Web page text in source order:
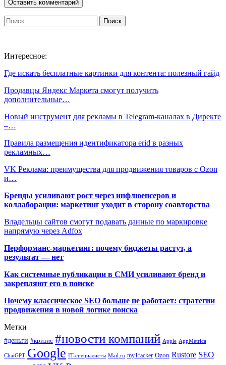
Интересное:
Где искать бесплатные картинки для контента: полезный гайд
Продавцы Яндекс Маркета cмогут получить
дополнительные…
Новый инструмент для рекламы в Telegram-каналах в Директе
–…
Правила размещения идентификатора erid в разных
рекламных…
VK Реклама: преимущества для продвижения товаров с Ozon
и…
Бренды усиливают рост через инфлюенсеров и
коллаборации: маркетинг уходит в сторону соавторства
Владельцы сайтов смогут подавать данные по маркировке
напрямую через Adfox
Перформанс-маркетинг: почему бюджеты растут, а
результат — нет
Как системные публикации в СМИ усиливают бренд и
закрепляют его в поиске
Почему классическое SEO больше не работает: стратегии
продвижения в новой логике поиска
Метки
#деньги #кризис #новости компаний Apple AppMetrica
ChatGPT Google IT-специалисты Mail.ru myTracker Ozon Rustore SEO